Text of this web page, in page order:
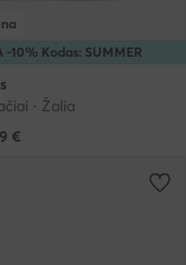
-10% Kodas: SUMMER
· Žalia
€